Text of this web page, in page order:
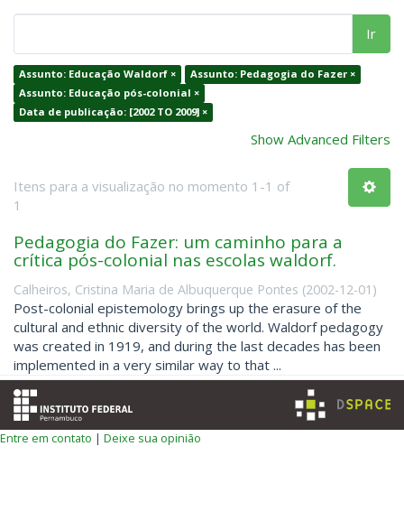
Ir
Assunto: Educação Waldorf ×
Assunto: Pedagogia do Fazer ×
Assunto: Educação pós-colonial ×
Data de publicação: [2002 TO 2009] ×
Show Advanced Filters
Itens para a visualização no momento 1-1 of
1
Pedagogia do Fazer: um caminho para a
crítica pós-colonial nas escolas waldorf.
Calheiros, Cristina Maria de Albuquerque Pontes (2002-12-01 )
Post-colonial epistemology brings up the erasure of the
cultural and ethnic diversity of the world. Waldorf pedagogy
was created in 1919, and during the last decades has been
implemented in a very similar way to that ...
Entre em contato | Deixe sua opinião